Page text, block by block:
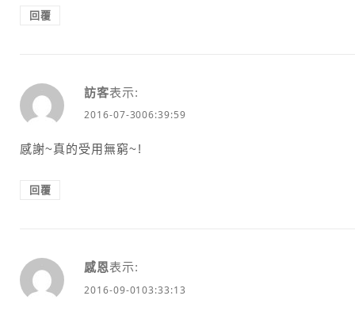
回覆
訪客表示:
2016-07-3006:39:59
感謝~真的受用無窮~!
回覆
感恩表示:
2016-09-0103:33:13